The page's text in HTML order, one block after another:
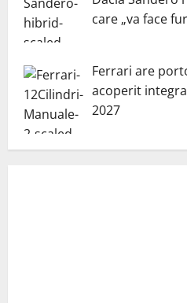
care „va face
Ferrari are
acoperit
2027